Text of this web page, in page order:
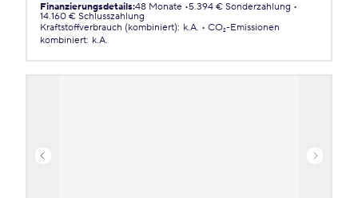
Finanzierungsdetails:48 Monate 5.394 € Sonderzahlung
14.160 € Schlusszahlung
Kraftstoffverbrauch (kombiniert): k.A.
CO₂-Emissionen
kombiniert: k.A.